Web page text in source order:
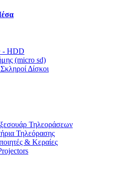
- HDD
(micro sd)
Δίσκοι
Τηλεοράσεων
Τηλεόρασης
& Κεραίες